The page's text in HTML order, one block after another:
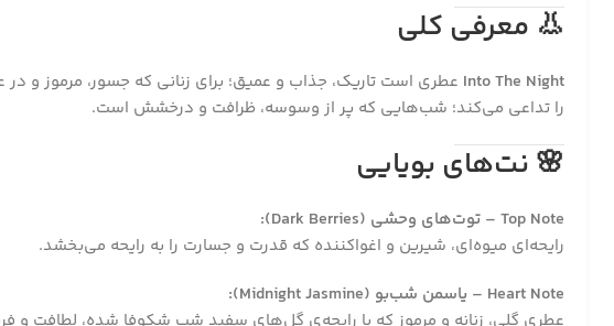
👃 معرفی کلی
Into The Night عطری است تاریک، جذاب و عمیق؛ برای زنانی که جسور، مرموز و
را تداعی می‌کند؛ شب‌هایی که پر از وسوسه، ظرافت و درخشش است.
🌸 نت‌های بویایی
Top Note – توت‌های وحشی (Dark Berries):
رایحه‌ای میوه‌ای، شیرین و اغواکننده که قدرت و جسارت را به رایحه می‌بخشد.
Heart Note – یاسمن شب‌بو (Midnight Jasmine):